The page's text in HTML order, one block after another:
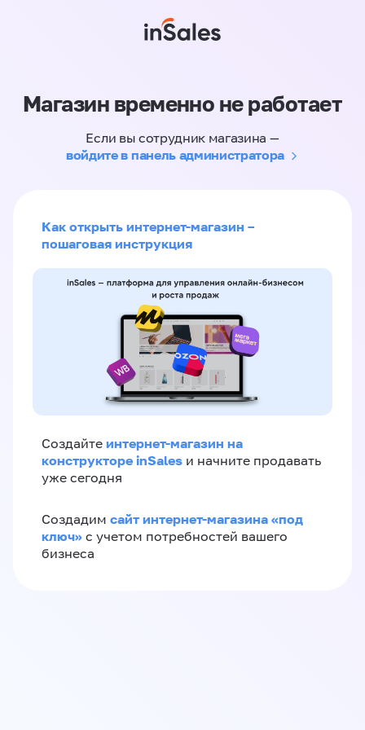
Магазин временно не работает
Если вы сотрудник магазина —
войдите в панель администратора
Как открыть интернет-магазин –
пошаговая инструкция
Создайте интернет-магазин на
конструкторе inSales и начните продавать
уже сегодня
Создадим сайт интернет-магазина «под
ключ» с учетом потребностей вашего
бизнеса